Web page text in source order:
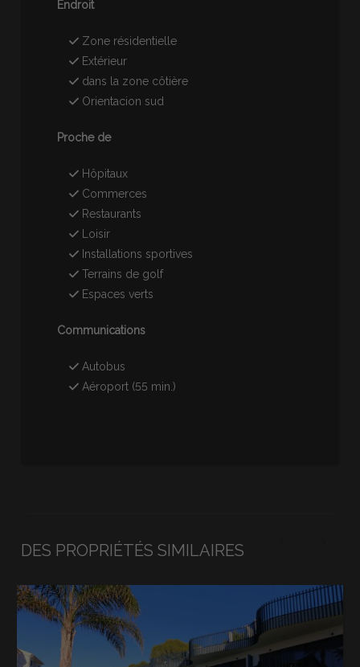
Endroit
Zone résidentielle
Extérieur
dans la zone côtière
Orientacion sud
Proche de
Hôpitaux
Commerces
Restaurants
Loisir
Installations sportives
Terrains de golf
Espaces verts
Communications
Autobus
Aéroport (55 min.)
DES PROPRIÉTÉS SIMILAIRES